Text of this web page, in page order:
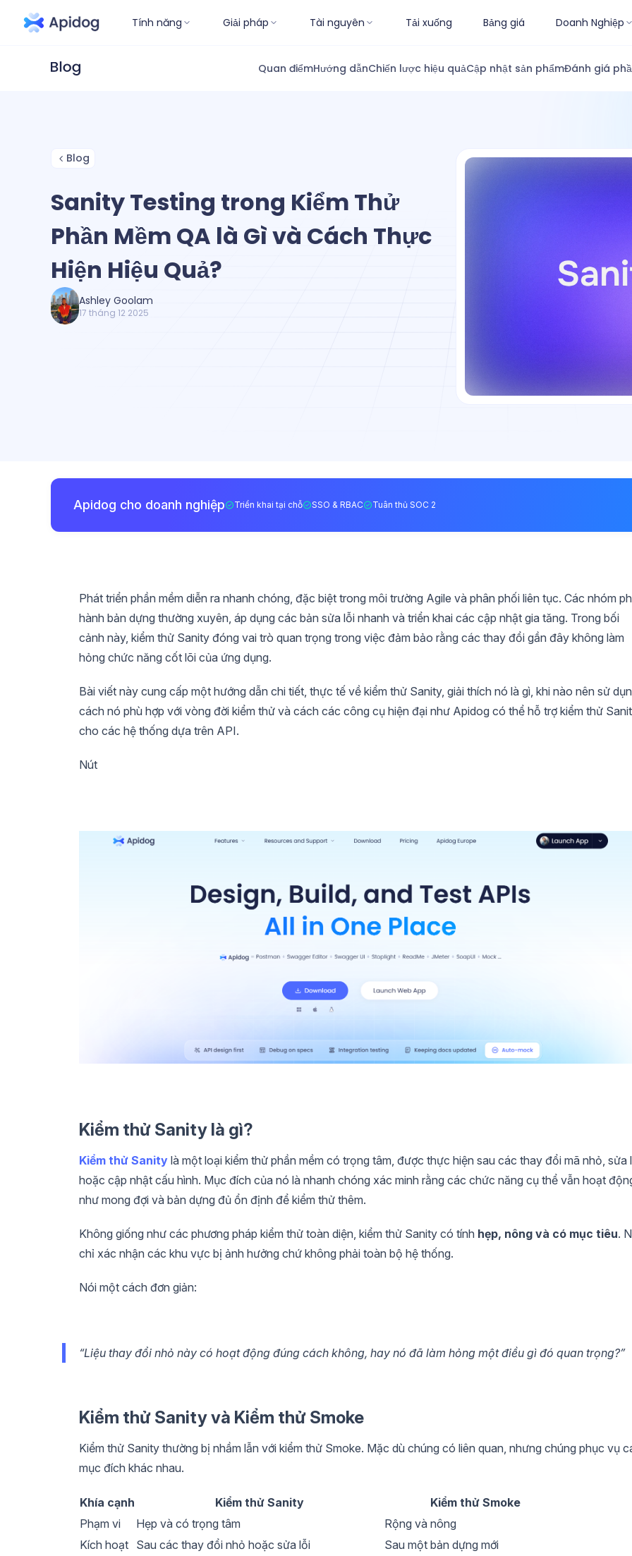
Tính năng Giải pháp Tài nguyên Tải xuống Bảng giá Doanh Nghiệp
Quan điểmHướng dẫnChiến lược hiệu quảCập nhật sản phẩmĐánh giá
Blog
Sanity Testing trong Kiểm Thử
Phần Mềm QA là Gì và Cách Thực
Hiện Hiệu Quả?
Ashley Goolam
17 tháng 12 2025
Apidog cho doanh nghiệp Triển khai tại chỗ SSO & RBAC Tuân thủ SOC 2
Phát triển phần mềm diễn ra nhanh chóng, đặc biệt trong môi trường Agile và phân phối liên tục. Các nhóm
hành bản dựng thường xuyên, áp dụng các bản sửa lỗi nhanh và triển khai các cập nhật gia tăng. Trong bối
cảnh này, kiểm thử Sanity đóng vai trò quan trọng trong việc đảm bảo rằng các thay đổi gần đây không làm
hỏng chức năng cốt lõi của ứng dụng.
Bài viết này cung cấp một hướng dẫn chi tiết, thực tế về kiểm thử Sanity, giải thích nó là gì, khi nào nên sử
cách nó phù hợp với vòng đời kiểm thử và cách các công cụ hiện đại như Apidog có thể hỗ trợ kiểm thử
cho các hệ thống dựa trên API.
Nút
Kiểm thử Sanity là gì?
Kiểm thử Sanity là một loại kiểm thử phần mềm có trọng tâm, được thực hiện sau các thay đổi mã nhỏ, sửa
hoặc cập nhật cấu hình. Mục đích của nó là nhanh chóng xác minh rằng các chức năng cụ thể vẫn hoạt
như mong đợi và bản dựng đủ ổn định để kiểm thử thêm.
Không giống như các phương pháp kiểm thử toàn diện, kiểm thử Sanity có tính hẹp, nông và có mục tiêu.
chỉ xác nhận các khu vực bị ảnh hưởng chứ không phải toàn bộ hệ thống.
Nói một cách đơn giản:
“Liệu thay đổi nhỏ này có hoạt động đúng cách không, hay nó đã làm hỏng một điều gì đó quan trọng?”
Kiểm thử Sanity và Kiểm thử Smoke
Kiểm thử Sanity thường bị nhầm lẫn với kiểm thử Smoke. Mặc dù chúng có liên quan, nhưng chúng phục vụ
mục đích khác nhau.
Khía cạnh Kiểm thử Sanity
Kiểm thử Smoke
Phạm vi
Hẹp và có trọng tâm
Rộng và nông
Kích hoạt Sau các thay đổi nhỏ hoặc sửa lỗi
Sau một bản dựng mới